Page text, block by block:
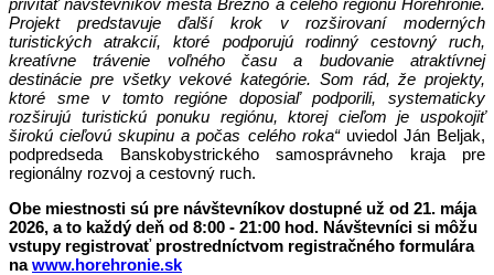
privítať návštevníkov mesta Brezno a celého regiónu Horehronie.
Projekt predstavuje ďalší krok v rozširovaní moderných
turistických atrakcií, ktoré podporujú rodinný cestovný ruch,
kreatívne trávenie voľného času a budovanie atraktívnej
destinácie pre všetky vekové kategórie. Som rád, že projekty,
ktoré sme v tomto regióne doposiaľ podporili, systematicky
rozširujú turistickú ponuku regiónu, ktorej cieľom je uspokojiť
širokú cieľovú skupinu a počas celého roka“uviedol Ján Beljak,
podpredseda Banskobystrického samosprávneho kraja pre
regionálny rozvoj a cestovný ruch.
Obe miestnosti sú pre návštevníkov dostupné už od 21. mája
2026, a to každý deň od 8:00 - 21:00 hod. Návštevníci si môžu
vstupy registrovať prostredníctvom registračného formulára
nawww.horehronie.sk